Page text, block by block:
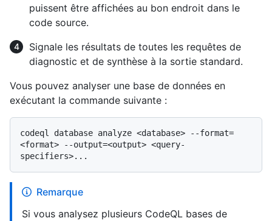
puissent être affichées au bon endroit dans le
code source.
Signale les résultats de toutes les requêtes de
diagnostic et de synthèse à la sortie standard.
Vous pouvez analyser une base de données en
exécutant la commande suivante :
codeql database analyze <database> --format=
<format> --output=<output> <query-
Remarque
Si vous analysez plusieurs CodeQL bases de